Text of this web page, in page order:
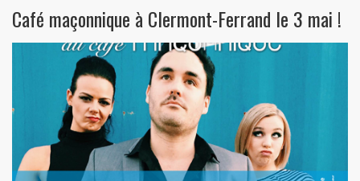
Café maçonnique à Clermont-Ferrand le 3 mai !